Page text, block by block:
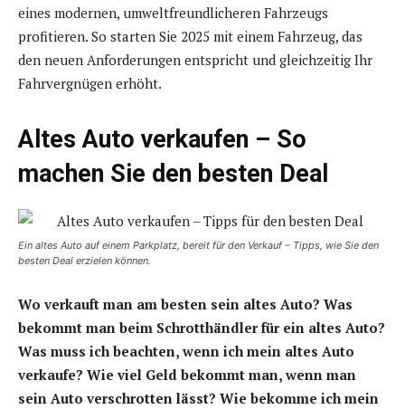
eines modernen, umweltfreundlicheren Fahrzeugs
profitieren. So starten Sie 2025 mit einem Fahrzeug, das
den neuen Anforderungen entspricht und gleichzeitig Ihr
Fahrvergnügen erhöht.
Altes Auto verkaufen – So
machen Sie den besten Deal
Ein altes Auto auf einem Parkplatz, bereit für den Verkauf – Tipps, wie Sie den
besten Deal erzielen können.
Wo verkauft man am besten sein altes Auto? Was
bekommt man beim Schrotthändler für ein altes Auto?
Was muss ich beachten, wenn ich mein altes Auto
verkaufe? Wie viel Geld bekommt man, wenn man
sein Auto verschrotten lässt? Wie bekomme ich mein